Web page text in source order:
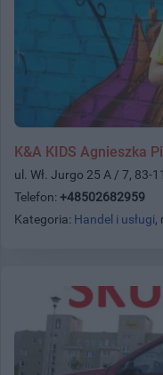
K&A KIDS Agnieszka
ul. Wł. Jurgo 25 A / 7, 83-
Telefon: +48502682959
Kategoria: Handel i usługi,